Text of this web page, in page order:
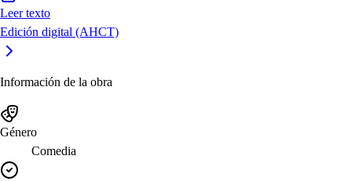
Leer texto
Edición digital (AHCT)
Información de la obra
Género
Comedia